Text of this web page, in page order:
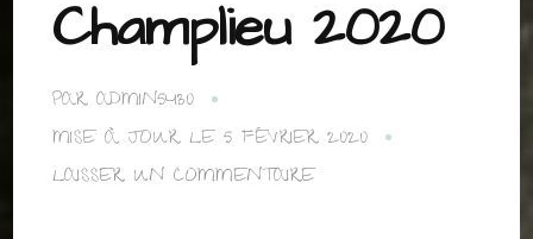
Champlieu 2020
PAR ADMIN5430
MISE À JOUR LE 5 FÉVRIER 2020
LAISSER UN COMMENTAIRESUR